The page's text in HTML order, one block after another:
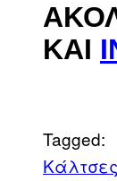
ΚΑΙ
Tagged:
Κάλτσες